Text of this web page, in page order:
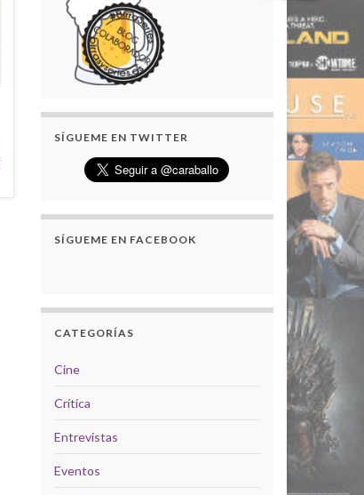
SÍGUEME EN TWITTER
SÍGUEME EN FACEBOOK
CATEGORÍAS
Cine
Crítica
Entrevistas
Eventos